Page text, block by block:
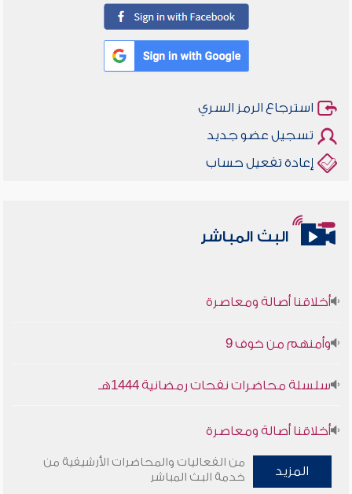
استرجاع الرمز السري
تسجيل عضو جديد
إعادة تفعيل حساب
البث المباشر
أخلاقنا أصالة ومعاصرة
وأمنهم من خوف 9
سلسلة محاضرات نفحات رمضانية 1444هـ
أخلاقنا أصالة ومعاصرة
وأمنهم من خوف 9
المزيد
من الفعاليات والمحاضرات الأرشيفية من
خدمة البث المباشر